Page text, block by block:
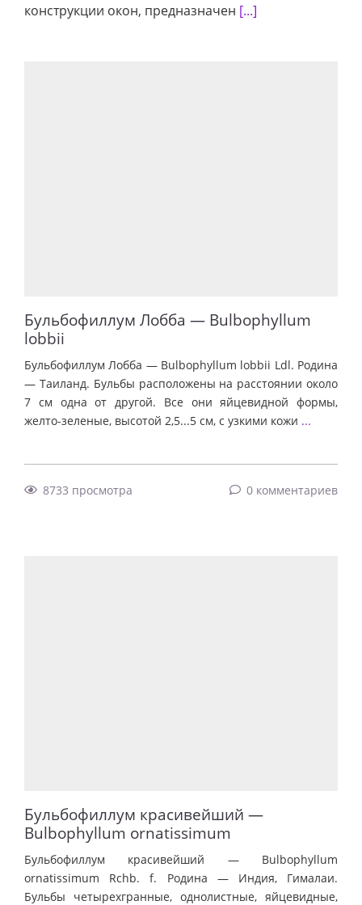
конструкции окон, предназначен [...]
Бульбофиллум Лобба — Bulbophyllum
lobbii
Бульбофиллум Лобба — Bulbophyllum lobbii Ldl. Родина
— Таиланд. Бульбы расположены на расстоянии около
7 см одна от другой. Все они яйцевидной формы,
желто-зеленые, высотой 2,5...5 см, с узкими кожи ...
8733 просмотра 0 комментариев
Бульбофиллум красивейший —
Bulbophyllum ornatissimum
Бульбофиллум красивейший — Bulbophyllum
ornatissimum Rchb. f. Родина — Индия, Гималаи.
Бульбы четырехгранные, однолистные, яйцевидные,